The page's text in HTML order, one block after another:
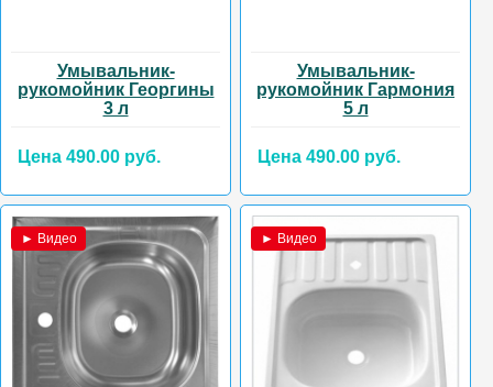
Умывальник-
рукомойник Георгины
3 л
Цена 490.00 руб.
Умывальник-
рукомойник Гармония
5 л
Цена 490.00 руб.
► Видео ► Видео